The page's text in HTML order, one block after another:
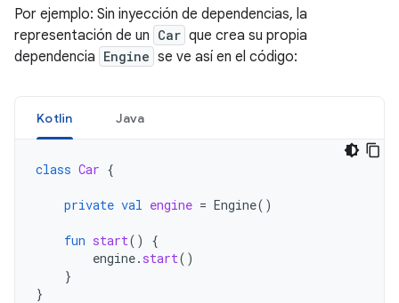
Por ejemplo: Sin inyección de dependencias, la
representación de un Car que crea su propia
dependencia Engine se ve así en el código:
Kotlin Java
class Car {
private val engine = Engine()
fun start()
{
engine. start()
}
}